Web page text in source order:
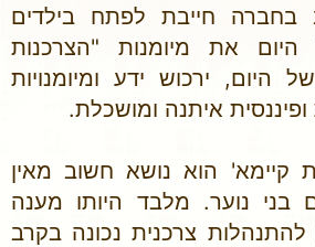
בחברה חייבת לפתח בילדים
היום את מיומנות "הצרכנות
היום, ירכוש ידע ומיומנויות
איתנה ומושכלת.
קיימא' הוא נושא חשוב מאין
בני נוער. מלבד היותו מענה
צרכנית נכונה בקרב